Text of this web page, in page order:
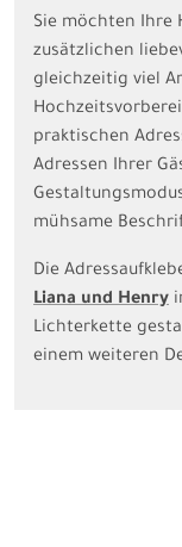
Sie möchten Ihre
zusätzlichen
gleichzeitig viel
praktischen
Adressen Ihrer
mühsame
Die
Liana und Henry
Lichterkette
einem weiteren